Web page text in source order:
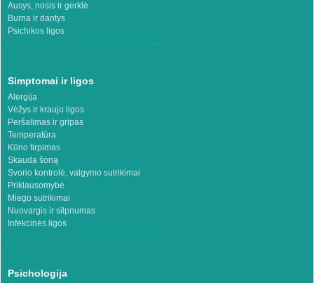
Ausys, nosis ir gerklė
Burna ir dantys
Psichikos ligos
Simptomai ir ligos
Alergija
Vėžys ir kraujo ligos
Peršalimas ir gripas
Temperatūra
Kūno tirpimas
Skauda šoną
Svorio kontrolė, valgymo sutrikimai
Priklausomybė
Miego sutrikimai
Nuovargis ir silpnumas
Infekcinės ligos
Psichologija